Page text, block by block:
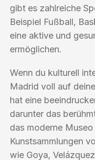
gibt es zahlreiche
Beispiel Fußball,
eine aktive und
ermöglichen.
Wenn du kulturell
Madrid voll auf
hat eine
darunter das
das moderne
Kunstsammlungen
wie Goya,